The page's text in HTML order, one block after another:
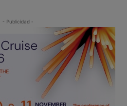
- Publicidad -